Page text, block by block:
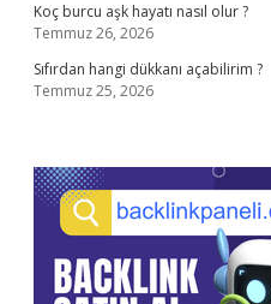
Koç burcu aşk hayatı nasıl olur ?
Temmuz 26, 2026
Sıfırdan hangi dükkanı açabilirim ?
Temmuz 25, 2026